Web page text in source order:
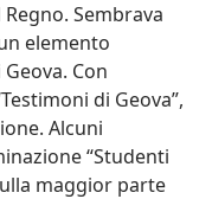
Sembrava
elemento
Con
di Geova”,
Alcuni
“Studenti
maggior parte